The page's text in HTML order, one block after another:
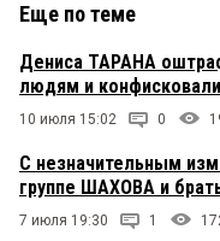
Еще по теме
Дениса ТАРАНА
людям и
10 июля 15:02 0
С незначительным
группе ШАХОВА и
7 июля 19:30 1